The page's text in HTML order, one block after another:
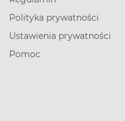
Polityka prywatności
Ustawienia prywatności
Pomoc